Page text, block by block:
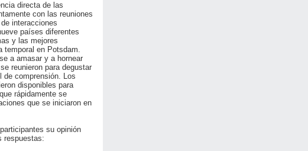
directa de las
con las reuniones
interacciones
países diferentes
y las mejores
temporal en Potsdam.
a amasar y a hornear
reunieron para degustar
de comprensión. Los
disponibles para
rápidamente se
que se iniciaron en
su opinión
respuestas: